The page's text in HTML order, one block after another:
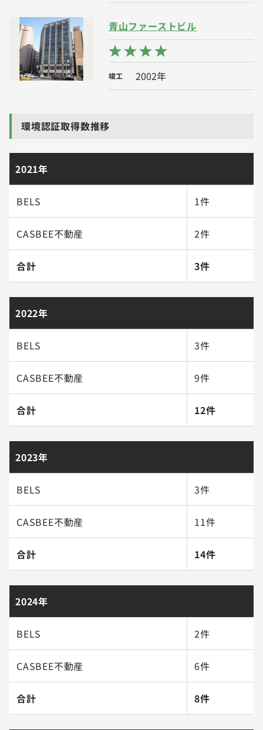
青山ファーストビル
竣工 2002年
環境認証取得数推移
2021年
BELS 1件
CASBEE不動産 2件
合計 3件
2022年
BELS 3件
CASBEE不動産 9件
合計 12件
2023年
BELS 3件
CASBEE不動産 11件
合計 14件
2024年
BELS 2件
CASBEE不動産 6件
合計 8件